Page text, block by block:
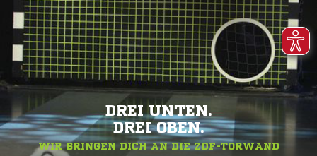
DREI UNTEN.
DREI OBEN.
WIR BRINGEN DICH AN DIE ZDF-TORWAND